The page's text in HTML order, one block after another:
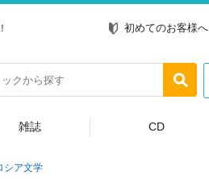
初めてのお客様へ
雑誌 CD
シア文学